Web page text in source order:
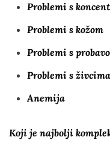
Problemi s
Problemi s kožom
Problemi s
Problemi s živcima
Anemija
Koji je najbolji